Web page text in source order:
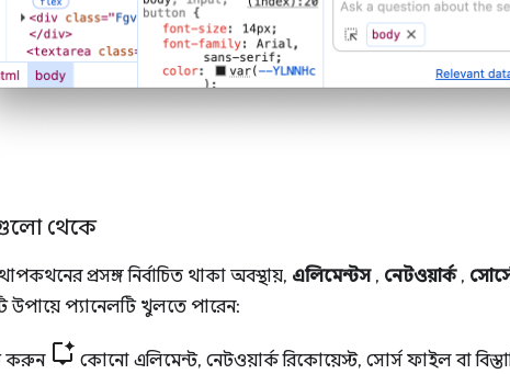
থেকে
প্রসঙ্গ নির্বাচিত থাকা অবস্থায়, এলিমেন্টস, নেটওয়ার্ক,
উপায়ে প্যানেলটি খুলতে পারেন:
করুন
কোনো এলিমেন্ট, নেটওয়ার্ক রিকোয়েস্ট, সোর্স ফাইল বা